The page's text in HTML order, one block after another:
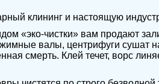
клининг и настоящую
«эко-чистки» вам продают
валы, центрифуги сушат
смерть. Клей течет, ворс